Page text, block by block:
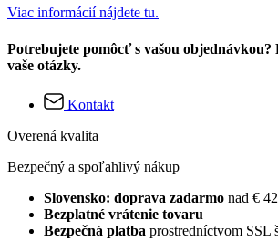
Viac informácií nájdete tu.
Potrebujete pomôcť s vašou objednávkou?
vaše otázky.
Kontakt
Overená kvalita
Bezpečný a spoľahlivý nákup
Slovensko: doprava zadarmo nad €
Bezplatné vrátenie tovaru
Bezpečná platba prostredníctvom SSL